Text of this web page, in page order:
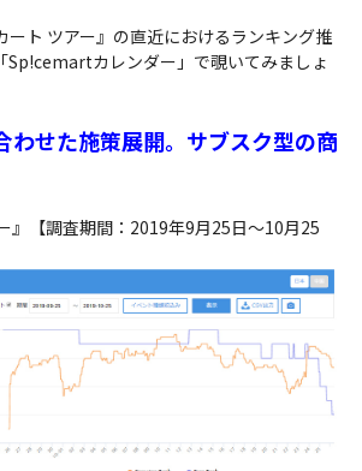
ート ツアー』の直近におけるランキング推
Sp!cemartカレンダー」で覗いてみましょ
せた施策展開。サブスク型の商
』【調査期間：2019年9月25日～10月25